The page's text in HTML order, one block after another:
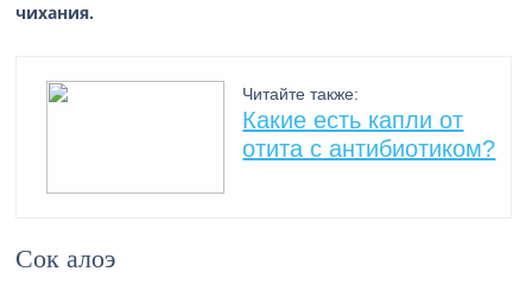
чихания.
Читайте также:
Какие есть капли от
отита с антибиотиком?
Сок алоэ